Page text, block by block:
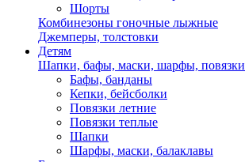
Шорты
Комбинезоны гоночные лыжные
Джемперы, толстовки
Детям
Шапки, бафы, маски, шарфы, повязки
Бафы, банданы
Кепки, бейсболки
Повязки летние
Повязки теплые
Шапки
Шарфы, маски, балаклавы